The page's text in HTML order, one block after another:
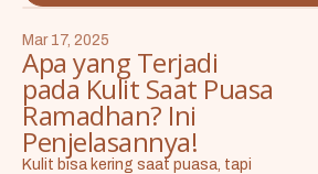
Mar 17, 2025
Apa yang Terjadi
pada Kulit Saat Puasa
Ramadhan? Ini
Penjelasannya!
Kulit bisa kering saat puasa, tapi